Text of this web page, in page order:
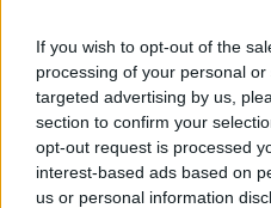
If you wish to opt-out of the
processing of your personal
targeted advertising by us,
section to confirm your
opt-out request is processed
interest-based ads based on
us or personal information
Στην πράξη, το νέο
θεσμική βάση για
κορεσμένους
δρόμο ακόμη και για
ανάπτυξη νέων